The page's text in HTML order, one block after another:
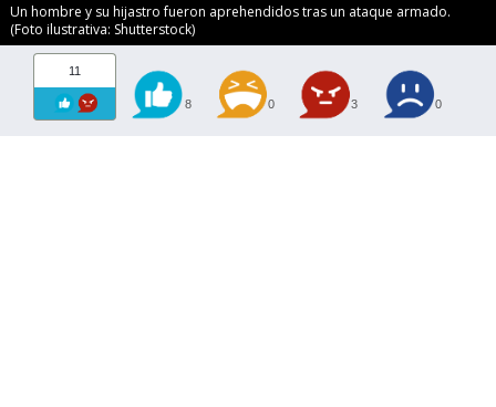
Un hombre y su hijastro fueron aprehendidos tras un ataque armado.
(Foto ilustrativa: Shutterstock)
11
8 0 3 0